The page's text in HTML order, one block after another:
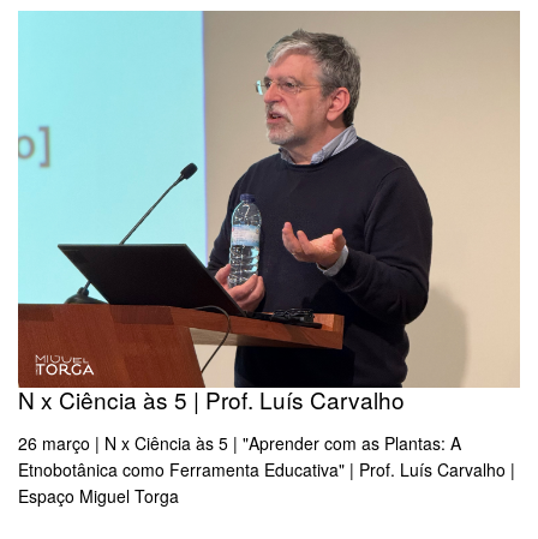
N x Ciência às 5 | Prof. Luís Carvalho
26 março | N x Ciência às 5 | "Aprender com as Plantas: A
Etnobotânica como Ferramenta Educativa" | Prof. Luís Carvalho |
Espaço Miguel Torga